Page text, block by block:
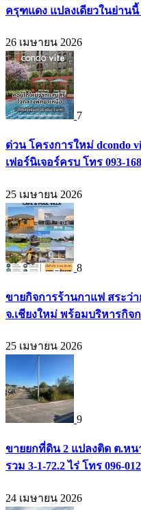
ครุฑแดง แปลงเดียวในย่านนี้
26 เมษายน 2026
7
ด่วน โครงการใหม่ dcondo
เฟอร์นิเจอร์ครบ โทร 093-
25 เมษายน 2026
8
ขายกิจการร้านกาแฟ สระว่
จ.เชียงใหม่ พร้อมบริหารกิจก
25 เมษายน 2026
9
ขายยกที่ดิน 2 แปลงติด ต.หน
รวม 3-1-72.2 ไร่ โทร 096-
24 เมษายน 2026